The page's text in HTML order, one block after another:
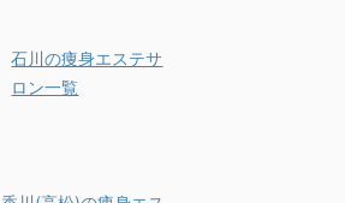
石川の痩身エステサ
ロン一覧